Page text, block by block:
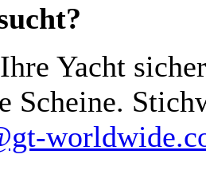
Yacht
Scheine.